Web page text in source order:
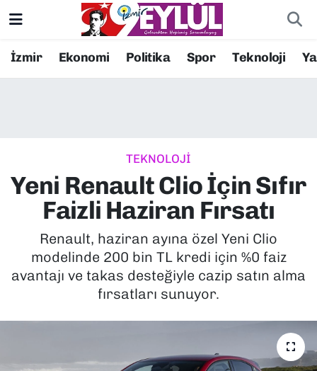
İzmir Ekonomi Politika Spor Teknoloji
TEKNOLOJİ
Yeni Renault Clio İçin Sıfır
Faizli Haziran Fırsatı
Renault, haziran ayına özel Yeni Clio
modelinde 200 bin TL kredi için %0 faiz
avantajı ve takas desteğiyle cazip satın alma
fırsatları sunuyor.
Resmi İlanlar
EKONOMİ
KÜLTÜR SANAT
MAGAZİN
Konak Nöbetçi Eczaneler
Süper Lig Puan Durumu ve Fikstür
Tüm Manşetler
Son Dakika Haberleri
Haber Arşivi